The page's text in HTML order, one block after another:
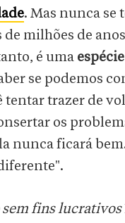
. Mas nunca se
milhões de
é uma
se podemos
tentar trazer de
os
nunca ficará
sem fins lucrativos